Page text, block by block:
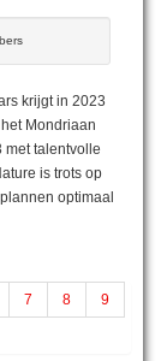
krijgt in 2023
Mondriaan
met talentvolle
is trots op
optimaal
7 8 9